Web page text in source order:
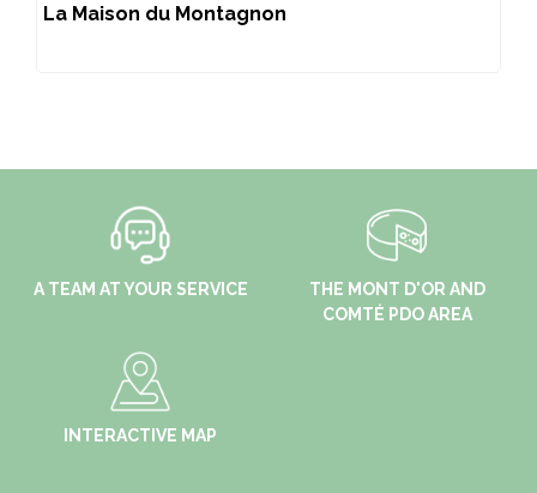
La Maison du Montagnon
A TEAM AT YOUR SERVICE
THE MONT D'OR AND
COMTÉ PDO AREA
INTERACTIVE MAP